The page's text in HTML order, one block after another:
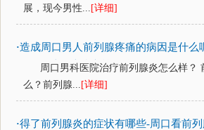
展，现今男性... [详细]
·造成周口男人前列腺疼痛的病因是什么
周口男科医院治疗前列腺
周口男科医院治疗前列腺炎怎么样？
么？前列腺... [详细]
·得了前列腺炎的症状有哪些-周口看前